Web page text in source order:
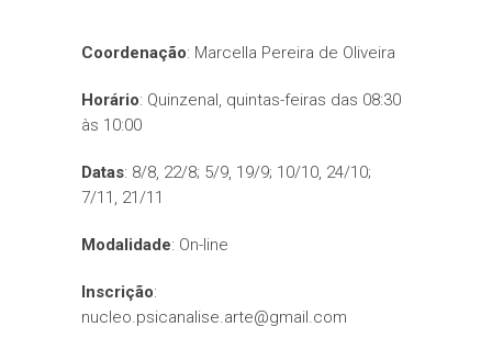
Coordenação: Marcella Pereira de Oliveira
Horário: Quinzenal, quintas-feiras das 08:30
às 10:00
Datas: 8/8, 22/8; 5/9, 19/9; 10/10, 24/10;
7/11, 21/11
Modalidade: On-line
Inscrição:
nucleo.psicanalise.arte@gmail.com